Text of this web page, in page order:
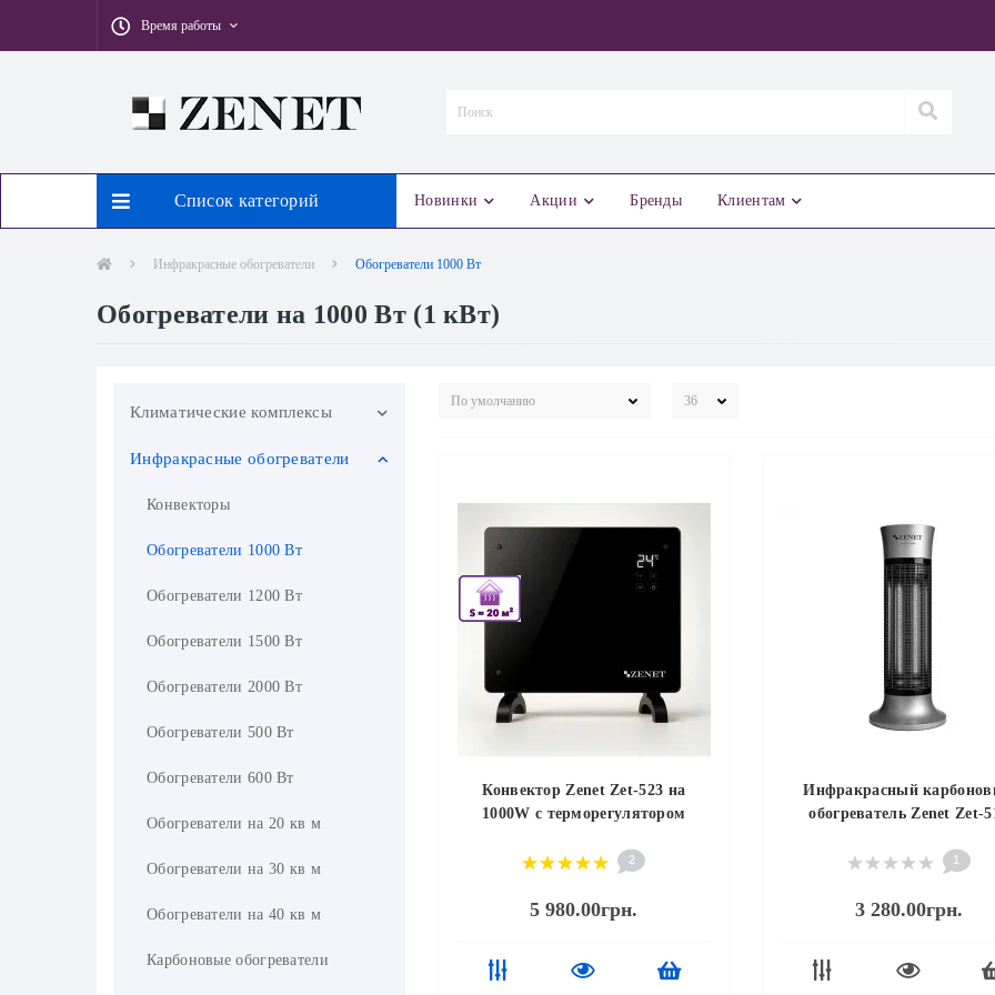
Время работы
Список категорий Новинки Акции Бренды Клиентам
Инфракрасные обогреватели Обогреватели 1000 Вт
Обогреватели на 1000 Вт (1 кВт)
Климатические комплексы
Мини-кондиционеры
Инфракрасные обогреватели
Конвекторы
Обогреватели 1000 Вт
Обогреватели 1200 Вт
Обогреватели 1500 Вт
Обогреватели 2000 Вт
Обогреватели 500 Вт
Обогреватели 600 Вт
Обогреватели на 20 кв м
Обогреватели на 30 кв м
Обогреватели на 40 кв м
Карбоновые обогреватели
Конвектор Zenet Zet-523 на
1000W с терморегулятором
2
5 980.00грн.
Инфракрасный
обогреватель Zenet Zet-
1
3 280.00грн.